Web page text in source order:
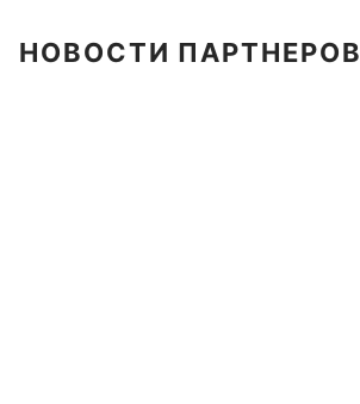
НОВОСТИ ПАРТНЕРОВ